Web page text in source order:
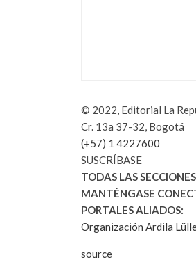
© 2022, Editorial La
Cr. 13a 37-32, Bogotá
(+57) 1 4227600
SUSCRÍBASE
TODAS LAS SECCIONES
MANTÉNGASE
PORTALES ALIADOS:
Organización Ardila
source